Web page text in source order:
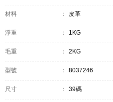
材料 ： 皮革
淨重 ： 1KG
毛重 ： 2KG
型號 ： 8037246
尺寸 ： 39碼